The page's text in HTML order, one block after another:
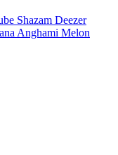
Shazam Deezer
Anghami Melon